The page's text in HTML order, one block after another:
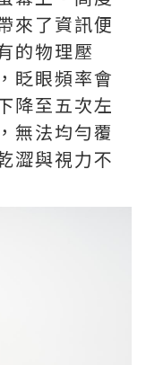
來了資訊便
的物理壓
眨眼頻率會
降至五次左
無法均勻覆
澀與視力不